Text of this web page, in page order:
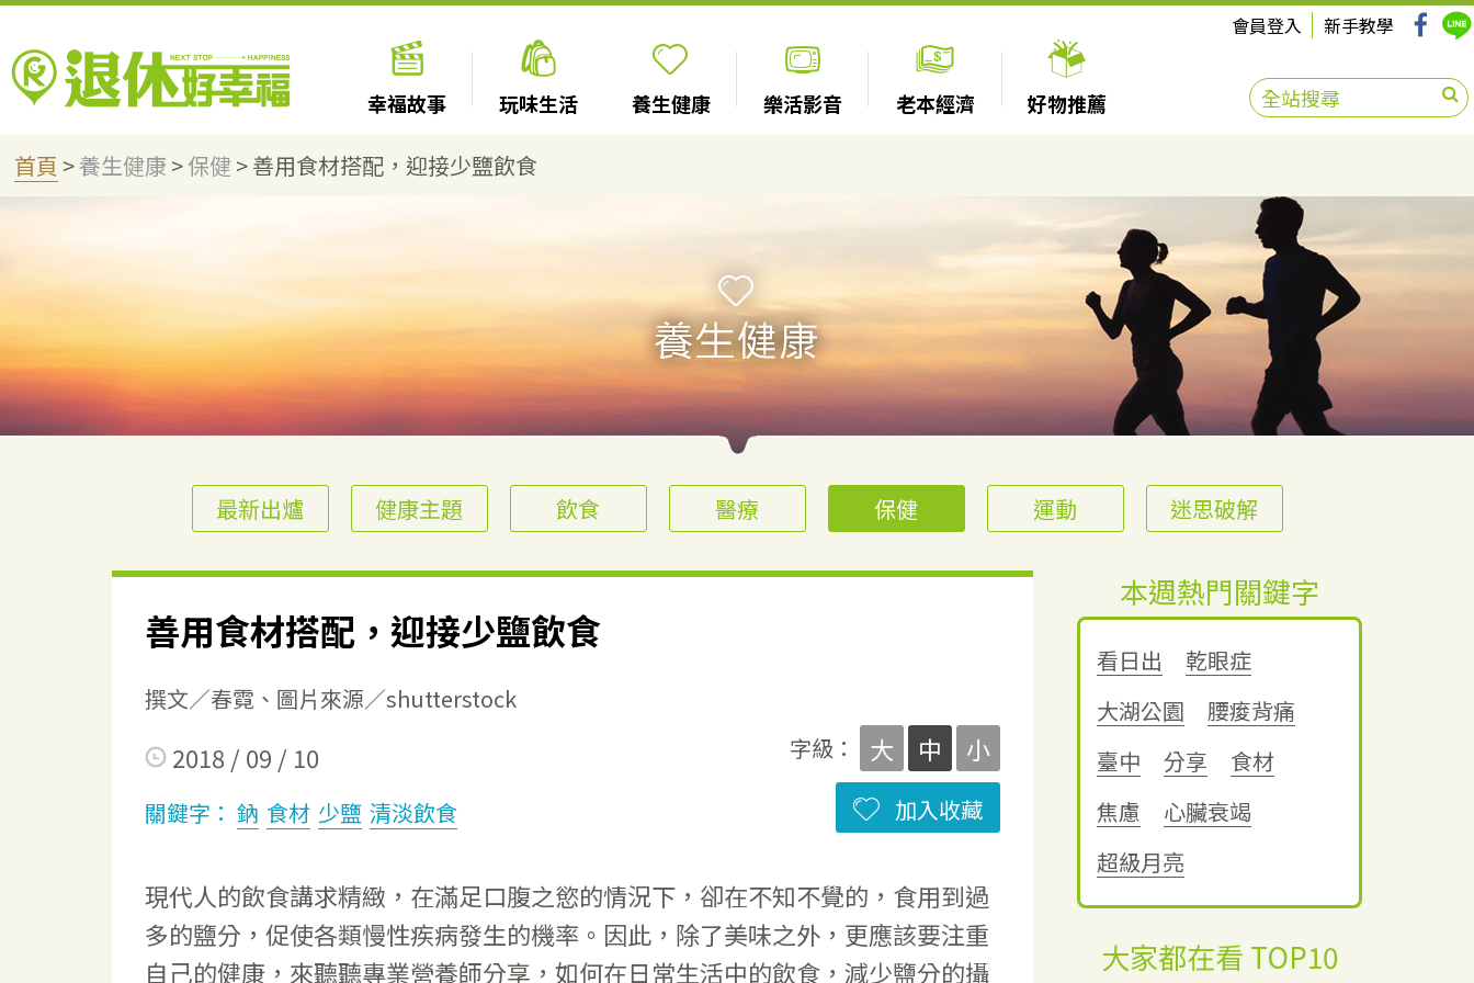
會員登入 新手教學
幸福故事 玩味生活 養生健康 樂活影音 老本經濟 好物推薦
首頁 >養生健康>保健>善用食材搭配，迎接少鹽飲食
最新出爐 健康主題 飲食 醫療 保健 運動 迷思破解
善用食材搭配，迎接少鹽飲食
撰文／春霓、圖片來源／shutterstock
2018 / 09 / 10
關鍵字： 鈉 食材 少鹽 清淡飲食
字級： 大 中 小
加入收藏
現代人的飲食講求精緻，在滿足口腹之慾的情況下，卻在不知不覺的，食用到過
多的鹽分，促使各類慢性疾病發生的機率。因此，除了美味之外，更應該要注重
自己的健康，來聽聽專業營養師分享，如何在日常生活中的飲食，減少鹽分的攝
本週熱門關鍵字
看日出
乾眼症
大湖公園
腰痠背痛
臺中
分享
食材
焦慮
心臟衰竭
超級月亮
大家都在看 TOP10